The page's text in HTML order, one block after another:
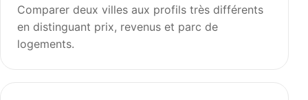
Comparer deux villes aux profils très différents
en distinguant prix, revenus et parc de
logements.